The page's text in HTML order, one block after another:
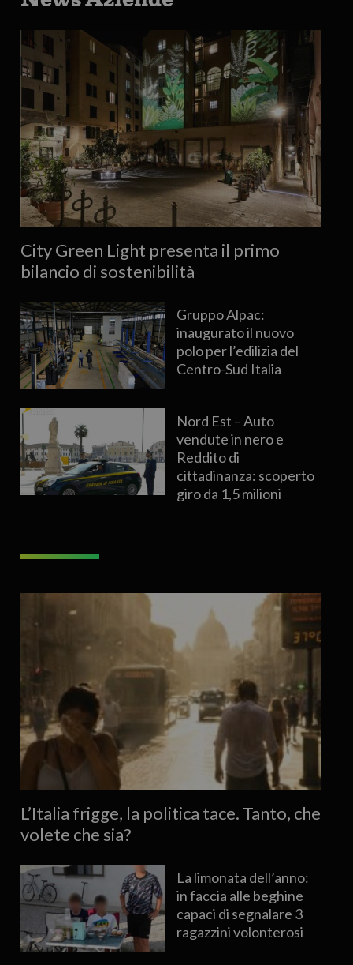
City Green Light presenta il primo
bilancio di sostenibilità
Gruppo Alpac:
inaugurato il nuovo
polo per l’edilizia del
Centro-Sud Italia
Nord Est – Auto
vendute in nero e
Reddito di
cittadinanza: scoperto
giro da 1,5 milioni
L’Italia frigge, la politica tace. Tanto, che
volete che sia?
La limonata dell’anno:
in faccia alle beghine
capaci di segnalare 3
ragazzini volonterosi